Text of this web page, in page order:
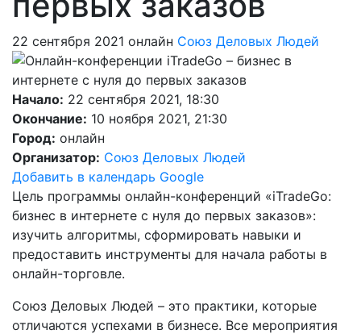
22 сентября 2021 онлайн Союз Деловых Людей
Начало: 22 сентября 2021, 18:30
Окончание: 10 ноября 2021, 21:30
Город: онлайн
Организатор: Союз Деловых Людей
Добавить в календарь Google
Цель программы онлайн-конференций «iTradeGo:
бизнес в интернете с нуля до первых заказов»:
изучить алгоритмы, сформировать навыки и
предоставить инструменты для начала работы в
онлайн-торговле.
Союз Деловых Людей – это практики, которые
отличаются успехами в бизнесе. Все мероприятия